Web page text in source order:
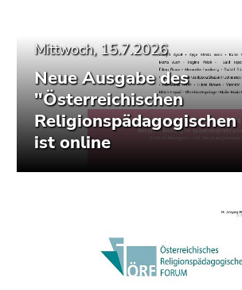
Mittwoch, 15.7.2026
Neue Ausgabe des
"Österreichischen
ist online